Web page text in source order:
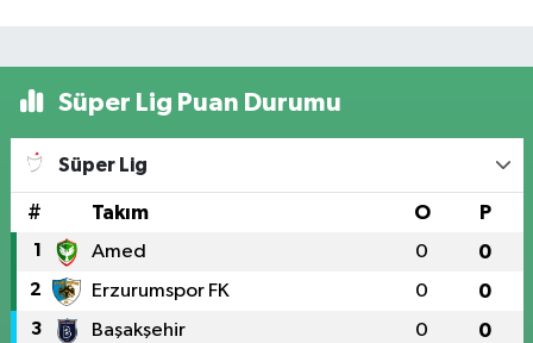
Süper Lig Puan Durumu
Süper Lig
# Takım O P
1 Amed 0 0
2 Erzurumspor FK 0 0
3 Başakşehir 0 0